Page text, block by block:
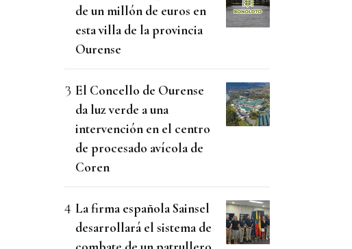
de un millón de euros en
esta villa de la provincia
Ourense
El Concello de Ourense
da luz verde a una
intervención en el centro
de procesado avícola de
Coren
La firma española Sainsel
desarrollará el sistema de